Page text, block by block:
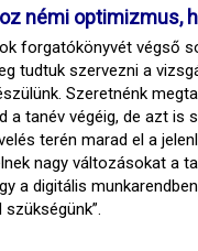
némi optimizmus,
forgatókönyvét végső
tudtuk szervezni a
Szeretnénk
a tanév végéig, de azt is
terén marad el a
nagy változásokat a
a digitális